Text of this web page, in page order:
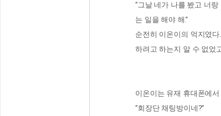
“그날 네가 나를 봤고 너
는 일을 해야 해.”
순전히 이온이의 억지였
하려고 하는지 알 수 없었
이온이는 유재 휴대폰에
“회장단 채팅방이네?”